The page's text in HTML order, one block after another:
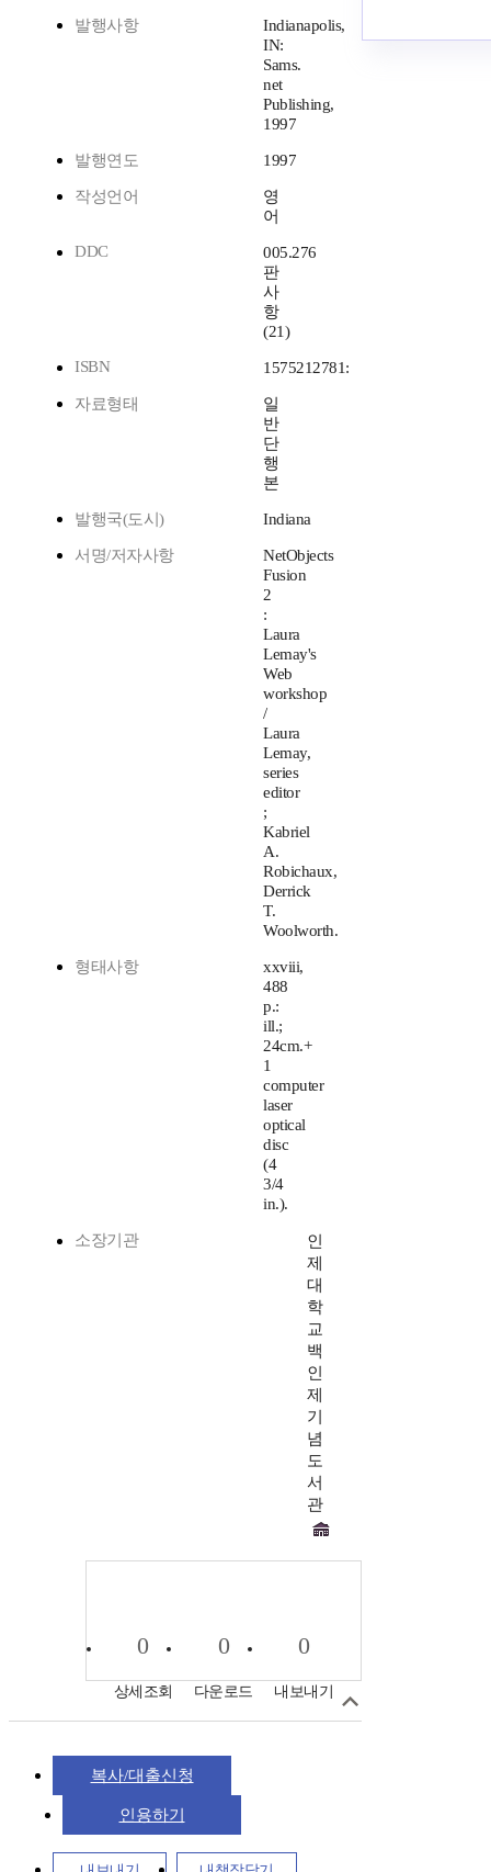
발행사항
Indianapolis,
IN:
Sams.
net
Publishing,
1997
발행연도 1997
작성언어
영
어
DDC
005.276
판
사
항
(21)
ISBN
1575212781:
자료형태
일
반
단
행
본
발행국(도시) Indiana
서명/저자사항
NetObjects
Fusion
2
:
Laura
Lemay's
Web
workshop
/
Laura
Lemay,
series
editor
;
Kabriel
A.
Robichaux,
Derrick
T.
Woolworth.
형태사항
xxviii,
488
p.:
ill.;
24cm.+
1
computer
laser
optical
disc
(4
3/4
in.).
소장기관
인
제
대
학
교
백
인
제
기
념
도
서
관
0
상세조회
0
다운로드
0
내보내기
복사/대출신청
인용하기